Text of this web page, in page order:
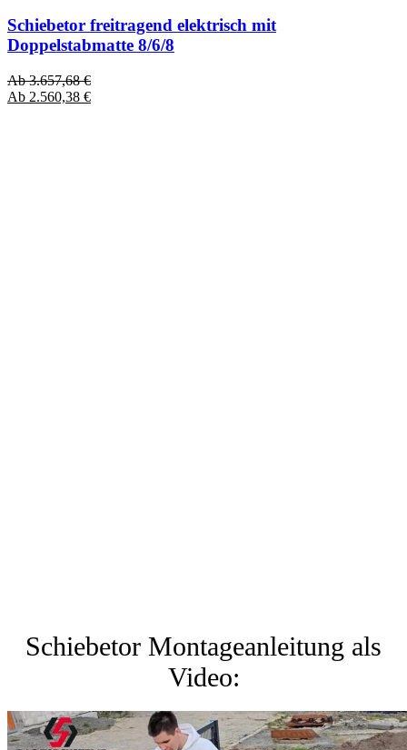
Schiebetor freitragend elektrisch mit
Doppelstabmatte 8/6/8
Ab3.657,68€
Ab 2.560,38 €
Schiebetor Montageanleitung als
Video: